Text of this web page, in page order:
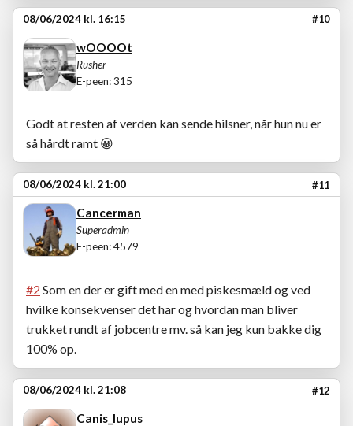
08/06/2024 kl. 16:15 #10
wOOOOt
Rusher
E-peen: 315
Godt at resten af verden kan sende hilsner, når hun nu er
så hårdt ramt 😀
08/06/2024 kl. 21:00 #11
Cancerman
Superadmin
E-peen: 4579
#2 Som en der er gift med en med piskesmæld og ved
hvilke konsekvenser det har og hvordan man bliver
trukket rundt af jobcentre mv. så kan jeg kun bakke dig
100% op.
08/06/2024 kl. 21:08 #12
Canis_lupus